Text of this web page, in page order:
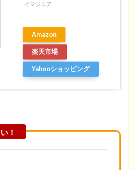
イマジニア
Amazon
楽天市場
Yahooショッピング